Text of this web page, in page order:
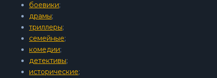
боевики;
драмы;
триллеры;
семейные;
комедии;
детективы;
исторические;